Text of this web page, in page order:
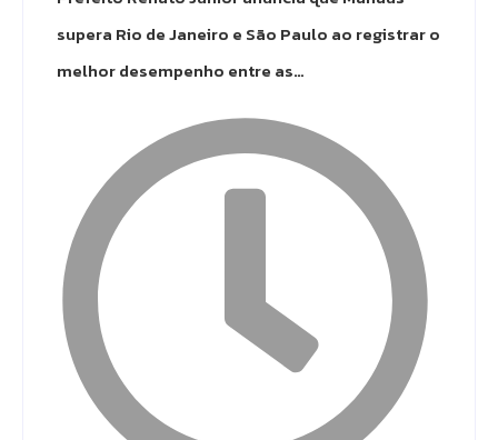
supera Rio de Janeiro e São Paulo ao registrar o
melhor desempenho entre as…